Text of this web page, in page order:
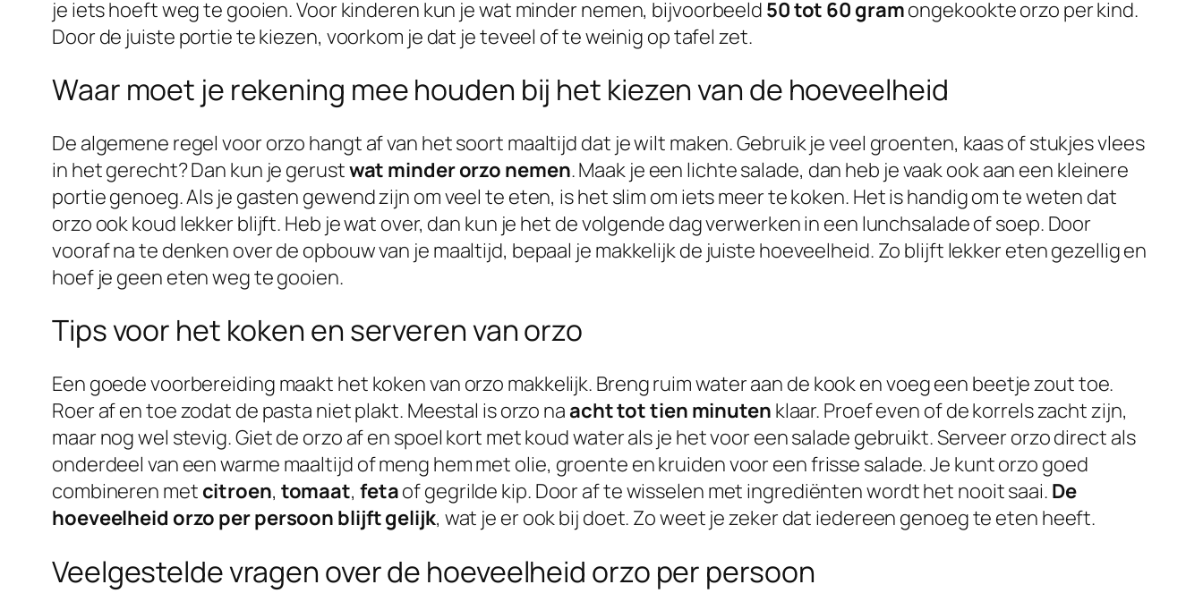
je iets hoeft weg te gooien. Voor kinderen kun je wat minder nemen, bijvoorbeeld 50 tot 60 gramongekookte orzo per kind.
Door de juiste portie te kiezen, voorkom je dat je teveel of te weinig op tafel zet.
Waar moet je rekening mee houden bij het kiezen van de hoeveelheid
De algemene regel voor orzo hangt af van het soort maaltijd dat je wilt maken. Gebruik je veel groenten, kaas of stukjes vlees
in het gerecht? Dan kun je gerustwat minder orzo nemen. Maak je een lichte salade, dan heb je vaak ook aan een kleinere
portie genoeg. Als je gasten gewend zijn om veel te eten, is het slim om iets meer te koken. Het is handig om te weten dat
orzo ook koud lekker blijft. Heb je wat over, dan kun je het de volgende dag verwerken in een lunchsalade of soep. Door
vooraf na te denken over de opbouw van je maaltijd, bepaal je makkelijk de juiste hoeveelheid. Zo blijft lekker eten gezellig en
hoef je geen eten weg te gooien.
Tips voor het koken en serveren van orzo
Een goede voorbereiding maakt het koken van orzo makkelijk. Breng ruim water aan de kook en voeg een beetje zout toe.
Roer af en toe zodat de pasta niet plakt. Meestal is orzo naacht tot tien minuten klaar. Proef even of de korrels zacht zijn,
maar nog wel stevig. Giet de orzo af en spoel kort met koud water als je het voor een salade gebruikt. Serveer orzo direct als
onderdeel van een warme maaltijd of meng hem met olie, groente en kruiden voor een frisse salade. Je kunt orzo goed
combineren met citroen, tomaat, fetaof gegrilde kip. Door af te wisselen met ingrediënten wordt het nooit saai. De
hoeveelheid orzo per persoon blijft gelijk, wat je er ook bij doet. Zo weet je zeker dat iedereen genoeg te eten heeft.
Veelgestelde vragen over de hoeveelheid orzo per persoon